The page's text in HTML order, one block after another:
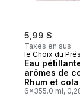
5,99 $
Taxes en sus
le Choix du
Eau
arômes de
Rhum et cola
6x355.0 ml,